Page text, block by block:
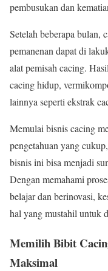
pembusukan dan
Setelah beberapa bulan,
pemanenan dapat di
alat pemisah cacing.
cacing hidup,
lainnya seperti ekstrak
Memulai bisnis cacing
pengetahuan yang
bisnis ini bisa menjadi
Dengan memahami
belajar dan berinovasi,
hal yang mustahil untuk
Memilih Bibit
Maksimal